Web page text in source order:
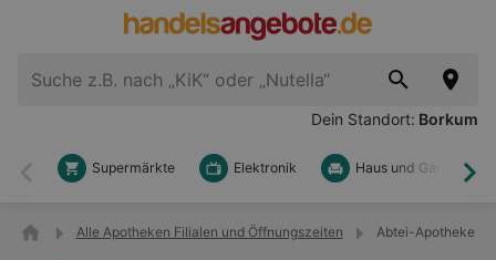
Dein Standort: Borkum
Zurück
Supermärkte Elektronik Haus und Garten
Alle Apotheken Filialen und Öffnungszeiten Abtei-Apotheke